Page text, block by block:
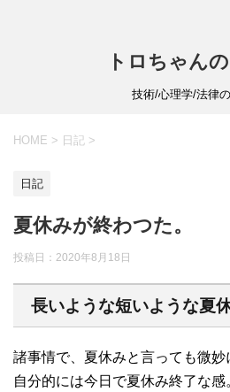
トロちゃん
技術/心理学/法律
HOME > 日記 >
日記
夏休みが終わつた。
投稿日： 2020年8月18日
長いような短いような夏
諸事情で、夏休みと言っても微妙
自分的には今日で夏休み終了な感